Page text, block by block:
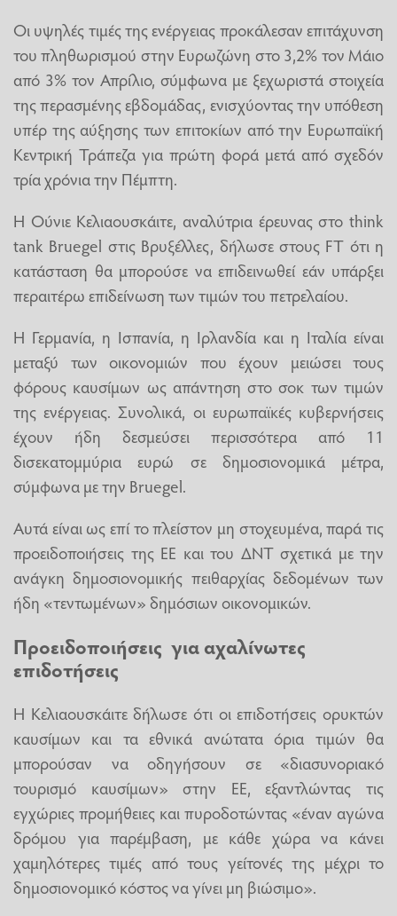
Οι υψηλές τιμές της ενέργειας προκάλεσαν επιτάχυνση
του πληθωρισμού στην Ευρωζώνη στο 3,2% τον Μάιο
από 3% τον Απρίλιο, σύμφωνα με ξεχωριστά στοιχεία
της περασμένης εβδομάδας, ενισχύοντας την υπόθεση
υπέρ της αύξησης των επιτοκίων από την Ευρωπαϊκή
Κεντρική Τράπεζα για πρώτη φορά μετά από σχεδόν
τρία χρόνια την Πέμπτη.
Η Ούνιε Κελιαουσκάιτε, αναλύτρια έρευνας στο think
tank Bruegel στις Βρυξέλλες, δήλωσε στους FT ότι η
κατάσταση θα μπορούσε να επιδεινωθεί εάν υπάρξει
περαιτέρω επιδείνωση των τιμών του πετρελαίου.
Η Γερμανία, η Ισπανία, η Ιρλανδία και η Ιταλία είναι
μεταξύ των οικονομιών που έχουν μειώσει τους
φόρους καυσίμων ως απάντηση στο σοκ των τιμών
της ενέργειας. Συνολικά, οι ευρωπαϊκές κυβερνήσεις
έχουν ήδη δεσμεύσει περισσότερα από 11
δισεκατομμύρια ευρώ σε δημοσιονομικά μέτρα,
σύμφωνα με την Bruegel.
Αυτά είναι ως επί το πλείστον μη στοχευμένα, παρά τις
προειδοποιήσεις της ΕΕ και του ΔΝΤ σχετικά με την
ανάγκη δημοσιονομικής πειθαρχίας δεδομένων των
ήδη «τεντωμένων» δημόσιων οικονομικών.
Προειδοποιήσεις για αχαλίνωτες
επιδοτήσεις
Η Κελιαουσκάιτε δήλωσε ότι οι επιδοτήσεις ορυκτών
καυσίμων και τα εθνικά ανώτατα όρια τιμών θα
μπορούσαν να οδηγήσουν σε «διασυνοριακό
τουρισμό καυσίμων» στην ΕΕ, εξαντλώντας τις
εγχώριες προμήθειες και πυροδοτώντας «έναν αγώνα
δρόμου για παρέμβαση, με κάθε χώρα να κάνει
χαμηλότερες τιμές από τους γείτονές της μέχρι το
δημοσιονομικό κόστος να γίνει μη βιώσιμο».